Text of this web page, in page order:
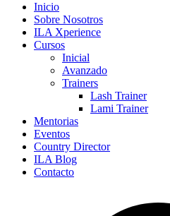
Inicio
Sobre Nosotros
ILA Xperience
Cursos
Inicial
Avanzado
Trainers
Lash Trainer
Lami Trainer
Mentorias
Eventos
Country Director
ILA Blog
Contacto